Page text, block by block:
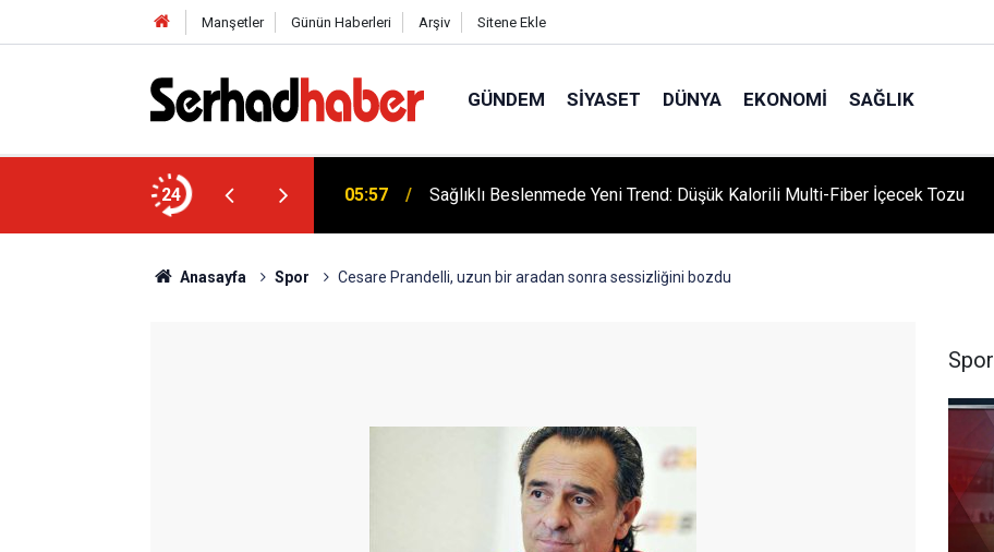
Manşetler Günün Haberleri Arşiv Sitene Ekle
GÜNDEM SIYASET DÜNYA EKONOMI SAĞLIK
24
Akımına Nebevî Uyarı: "Sünnetsiz
05:57 Sağlıklı Beslenmede Yeni Trend: Düşük Kalorili Multi-Fiber İçecek Tozu
Anasayfa Spor Cesare Prandelli, uzun bir aradan sonra sessizliğini bozdu
Spor